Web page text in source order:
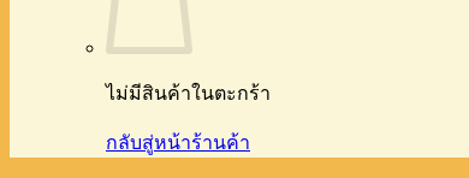
ไม่มีสินค้าในตะกร้า
กลับสู่หน้าร้านค้า